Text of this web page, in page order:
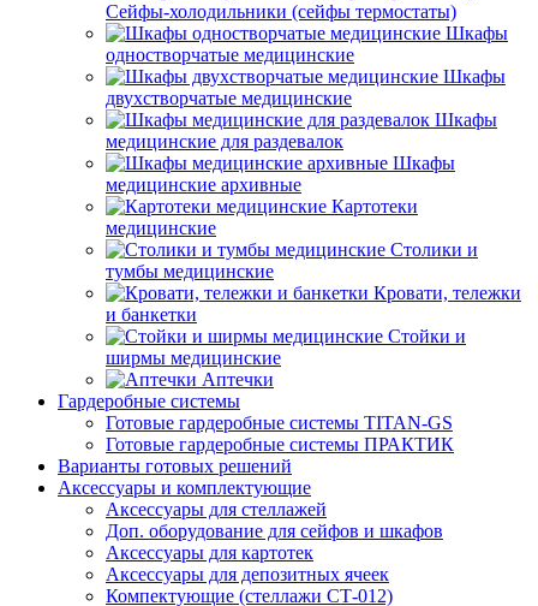
Сейфы-холодильники (сейфы термостаты)
Шкафы
одностворчатые медицинские
Шкафы
двухстворчатые медицинские
Шкафы
медицинские для раздевалок
Шкафы
медицинские архивные
Картотеки
медицинские
Столики и
тумбы медицинские
Кровати, тележки
и банкетки
Стойки и
ширмы медицинские
Аптечки
Гардеробные системы
Готовые гардеробные системы TITAN-GS
Готовые гардеробные системы ПРАКТИК
Варианты готовых решений
Аксессуары и комплектующие
Аксессуары для стеллажей
Доп. оборудование для сейфов и шкафов
Аксессуары для картотек
Аксессуары для депозитных ячеек
Компектующие (стеллажи СТ-012)